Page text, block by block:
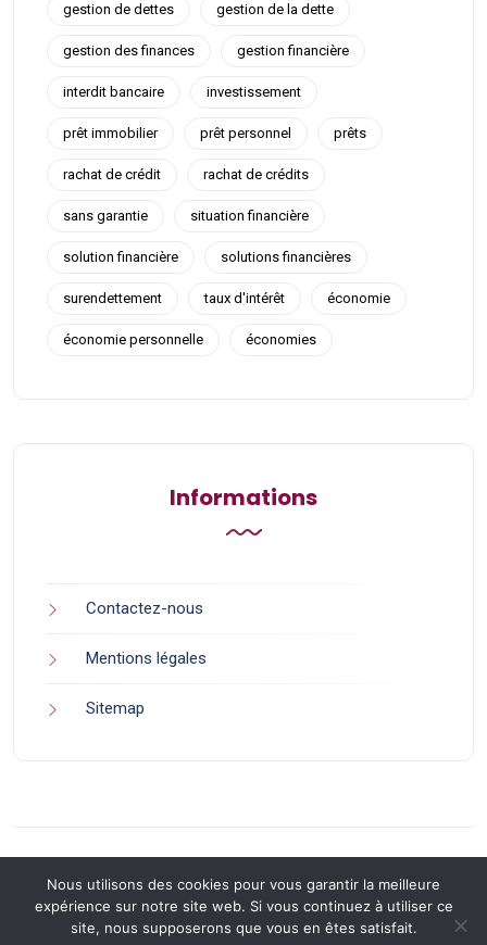
gestion de dettes gestion de la dette
gestion des finances gestion financière
interdit bancaire investissement
prêt immobilier prêt personnel prêts
rachat de crédit rachat de crédits
sans garantie situation financière
solution financière solutions financières
surendettement taux d'intérêt économie
économie personnelle économies
Informations
Contactez-nous
Mentions légales
Sitemap
Back to Top
Nous utilisons des cookies pour vous garantir la meilleure
expérience sur notre site web. Si vous continuez à utiliser ce
site, nous supposerons que vous en êtes satisfait.